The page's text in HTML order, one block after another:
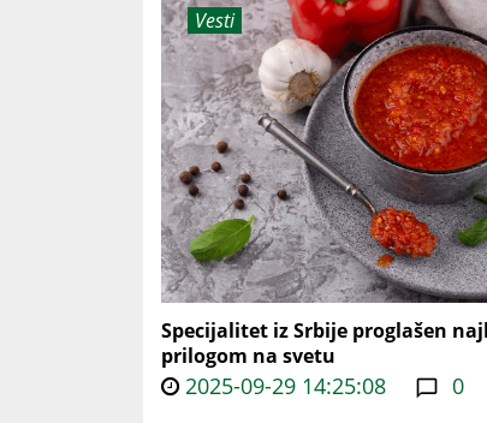
Vesti
Specijalitet iz Srbije proglašen
prilogom na svetu
2025-09-29 14:25:08 0